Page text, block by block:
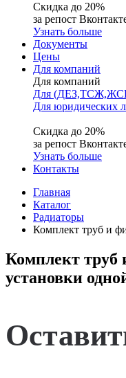
Скидка до 20%
за репост
Узнать больше
Документы
Цены
Для компаний
Для компаний
Для
Для юридических
Скидка до 20%
за репост
Узнать больше
Контакты
Главная
Каталог
Радиаторы
Комплект труб и
Комплект труб
установки